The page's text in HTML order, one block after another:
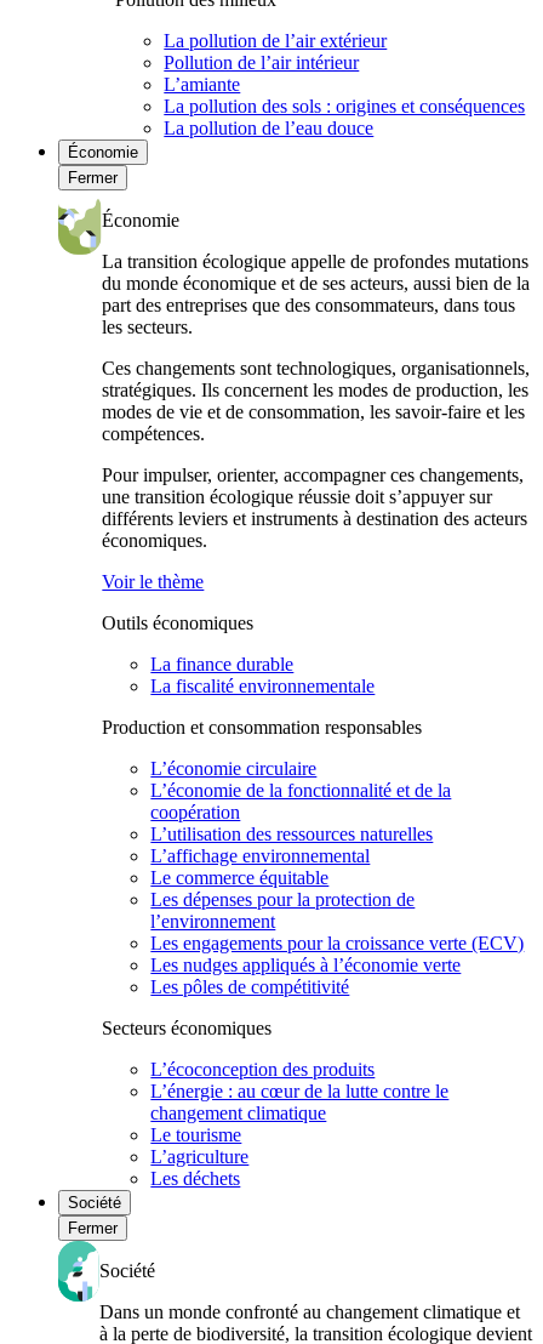
La pollution de l’air extérieur
Pollution de l’air intérieur
L’amiante
La pollution des sols : origines et conséquences
La pollution de l’eau douce
Économie
Fermer
Économie
La transition écologique appelle de profondes mutations
du monde économique et de ses acteurs, aussi bien de la
part des entreprises que des consommateurs, dans tous
les secteurs.
Ces changements sont technologiques, organisationnels,
stratégiques. Ils concernent les modes de production, les
modes de vie et de consommation, les savoir-faire et les
compétences.
Pour impulser, orienter, accompagner ces changements,
une transition écologique réussie doit s’appuyer sur
différents leviers et instruments à destination des acteurs
économiques.
Voir le thème
Outils économiques
La finance durable
La fiscalité environnementale
Production et consommation responsables
L’économie circulaire
L’économie de la fonctionnalité et de la
coopération
L’utilisation des ressources naturelles
L’affichage environnemental
Le commerce équitable
Les dépenses pour la protection de
l’environnement
Les engagements pour la croissance verte (ECV)
Les nudges appliqués à l’économie verte
Les pôles de compétitivité
Secteurs économiques
L’écoconception des produits
L’énergie : au cœur de la lutte contre le
changement climatique
Le tourisme
L’agriculture
Les déchets
Société
Fermer
Société
Dans un monde confronté au changement climatique et
à la perte de biodiversité, la transition écologique devient